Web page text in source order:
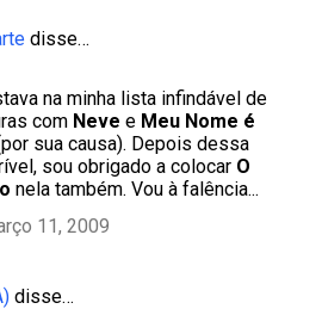
disse…
na minha lista infindável de
com Neve e Meu Nome é
sua causa). Depois dessa
sou obrigado a colocar O
nela também. Vou à falência...
11, 2009
disse…